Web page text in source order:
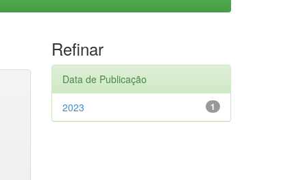
Refinar
Data de Publicação
1
2023